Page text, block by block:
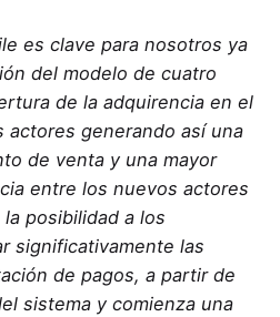
es clave para nosotros ya
del modelo de cuatro
de la adquirencia en el
actores generando así una
de venta y una mayor
entre los nuevos actores
posibilidad a los
significativamente las
de pagos, a partir de
sistema y comienza una